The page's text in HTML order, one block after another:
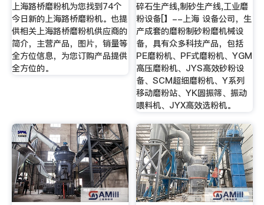
上海路桥磨粉机为您找到74个
今日新的上海路桥磨粉机。也提
供相关上海路桥磨粉机供应商的
简介，主营产品，图片，销量等
全方位信息，为您订购产品提供
全方位的。
碎石生产线,制砂生产线,工业磨
粉设备[】--上海 设备公司，生
产成套的磨粉制砂粉磨机械设
备，具有众多科技产品，包括
PE磨粉机、PF式磨粉机、YGM
高压磨粉机、JYS高效砂粉设
备、SCM超细磨粉机、Y系列
移动磨粉站、YK圆振筛、振动
喂料机、JYX高效选粉机。